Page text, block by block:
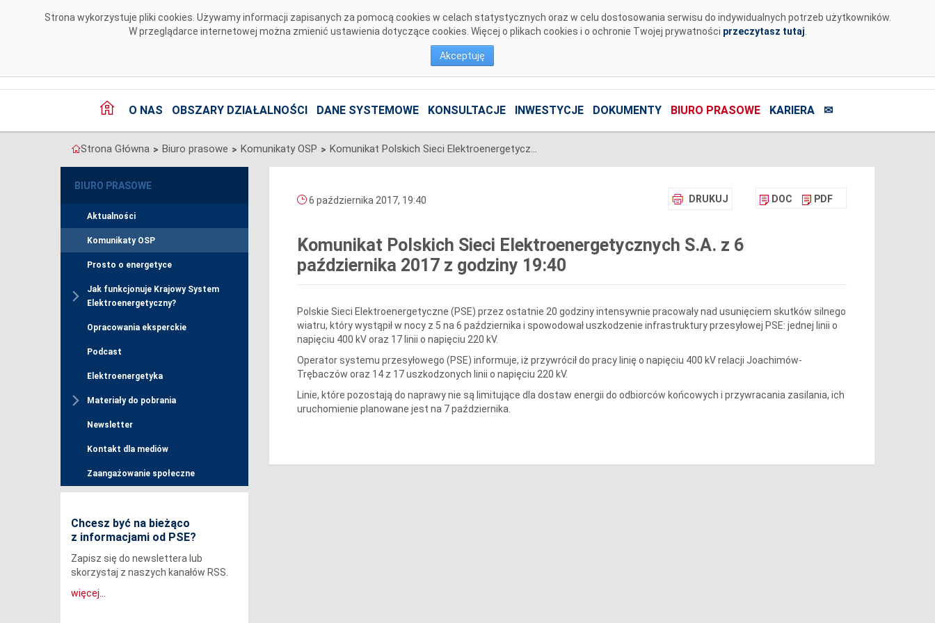
Strona wykorzystuje pliki cookies. Używamy informacji zapisanych za pomocą cookies w celach statystycznych oraz w celu dostosowania serwisu do indywidualnych potrzeb użytkowników.
W przeglądarce internetowej można zmienić ustawienia dotyczące cookies. Więcej o plikach cookies i o ochronie Twojej prywatności przeczytasz tutaj
Akceptuję
O NAS OBSZARY DZIAŁALNOŚCI DANE SYSTEMOWE KONSULTACJE INWESTYCJE DOKUMENTY BIURO PRASOWE KARIERA ✉
Strona Główna > Biuro prasowe > Komunikaty OSP > Komunikat Polskich Sieci Elektroenergetycznych S.A. z 6 października 2017 z godziny 19:40
BIURO PRASOWE
Aktualności
Komunikaty OSP
Prosto o energetyce
Jak funkcjonuje Krajowy System
Elektroenergetyczny?
Opracowania eksperckie
Podcast
Elektroenergetyka
Materiały do pobrania
Newsletter
Kontakt dla mediów
Zaangażowanie społeczne
Chcesz być na bieżąco
z informacjami od PSE?
Zapisz się do newslettera lub
skorzystaj z naszych kanałów RSS.
więcej...
DRUKUJ DOC PDF
6 października 2017, 19:40
Komunikat Polskich Sieci Elektroenergetycznych S.A. z 6
października 2017 z godziny 19:40
Polskie Sieci Elektroenergetyczne (PSE) przez ostatnie 20 godziny intensywnie pracowały nad usunięciem skutków silnego
wiatru, który wystąpił w nocy z 5 na 6 października i spowodował uszkodzenie infrastruktury przesyłowej PSE: jednej linii o
napięciu 400 kV oraz 17 linii o napięciu 220 kV.
Operator systemu przesyłowego (PSE) informuje, iż przywrócił do pracy linię o napięciu 400 kV relacji Joachimów-
Trębaczów oraz 14 z 17 uszkodzonych linii o napięciu 220 kV.
Linie, które pozostają do naprawy nie są limitujące dla dostaw energii do odbiorców końcowych i przywracania zasilania, ich
uruchomienie planowane jest na 7 października.